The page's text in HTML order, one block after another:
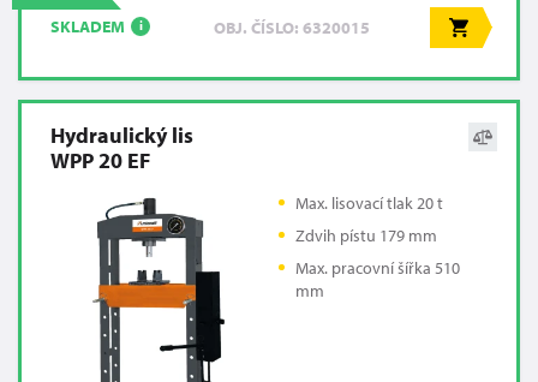
SKLADEM i OBJ. ČÍSLO: 6320015
Hydraulický lis
WPP 20 EF
Max. lisovací tlak 20 t
Zdvih pístu 179 mm
Max. pracovní šířka 510
mm